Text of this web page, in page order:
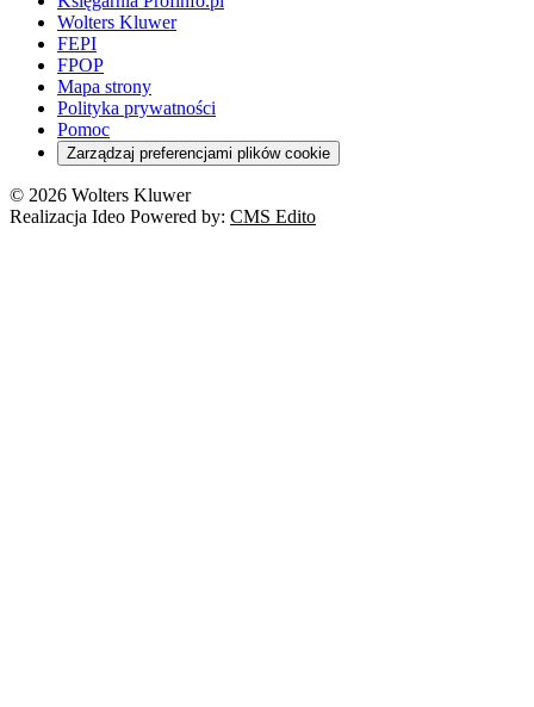
Wolters Kluwer
FEPI
FPOP
Mapa strony
Polityka prywatności
Pomoc
Zarządzaj preferencjami plików cookie
© 2026 Wolters Kluwer
Realizacja Ideo Powered by: CMS Edito